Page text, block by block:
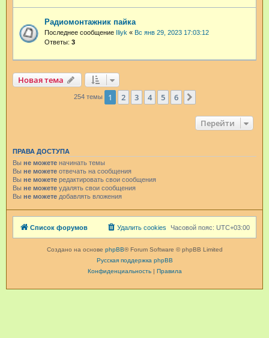
Радиомонтажник пайка
Последнее сообщение Iliyk « Вс янв 29, 2023 17:03:12
Ответы: 3
Новая тема
254 темы 1 2 3 4 5 6
Перейти
ПРАВА ДОСТУПА
Вы не можете начинать темы
Вы не можете отвечать на сообщения
Вы не можете редактировать свои сообщения
Вы не можете удалять свои сообщения
Вы не можете добавлять вложения
Список форумов Часовой пояс: UTC+03:00
Удалить cookies
Создано на основе phpBB® Forum Software © phpBB Limited
Русская поддержка phpBB
Конфиденциальность| Правила